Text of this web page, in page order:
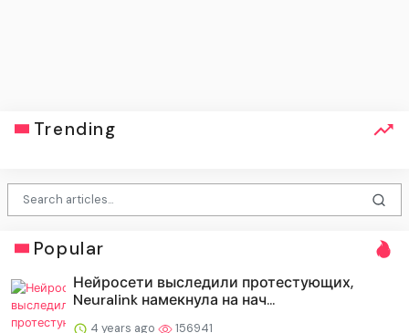
Trending
Popular
Нейросети выследили протестующих,
Neuralink намекнула на нач...
4 years ago 156941